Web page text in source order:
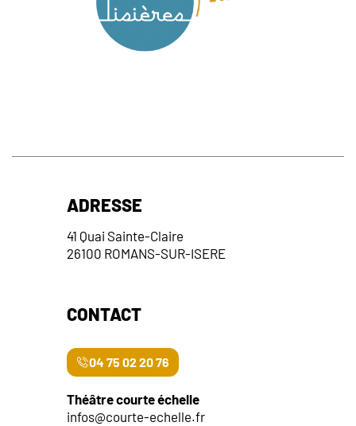
ADRESSE
41 Quai Sainte-Claire
26100 ROMANS-SUR-ISERE
CONTACT
04 75 02 20 76
Théâtre courte échelle
infos@courte-echelle.fr